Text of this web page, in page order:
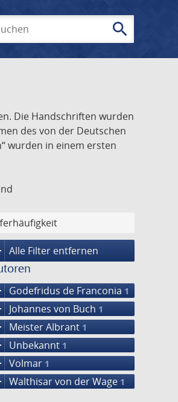
search
Die Handschriften wurden
des von der Deutschen
wurden in einem ersten
Alle Filter entfernen
Godefridus de Franconia 1
Johannes von Buch 1
Meister Albrant 1
Unbekannt 1
Volmar 1
Walthisar von der Wage 1